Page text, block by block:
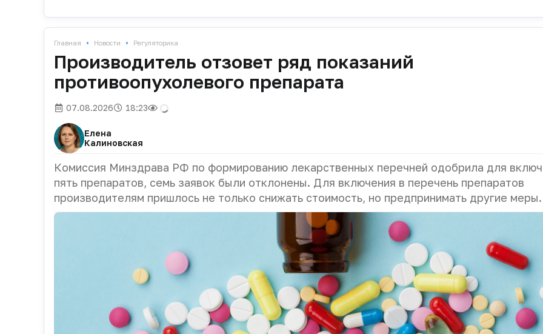
Главная • Новости • Регуляторика
Производитель отзовет ряд показаний
противоопухолевого препарата
07.08.2026 18:23
Елена
Калиновская
Комиссия Минздрава РФ по формированию лекарственных перечней одобрила для
пять препаратов, семь заявок были отклонены. Для включения в перечень препаратов
производителям пришлось не только снижать стоимость, но предпринимать другие меры.